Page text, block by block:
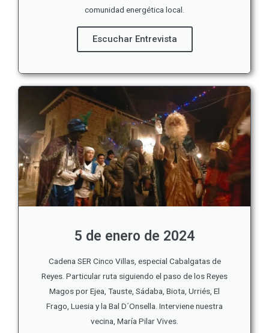
comunidad energética local.
Escuchar Entrevista
5 de enero de 2024
Cadena SER Cinco Villas, especial Cabalgatas de
Reyes. Particular ruta siguiendo el paso de los Reyes
Magos por Ejea, Tauste, Sádaba, Biota, Urriés, El
Frago, Luesia y la Bal D´Onsella. Interviene nuestra
vecina, María Pilar Vives.